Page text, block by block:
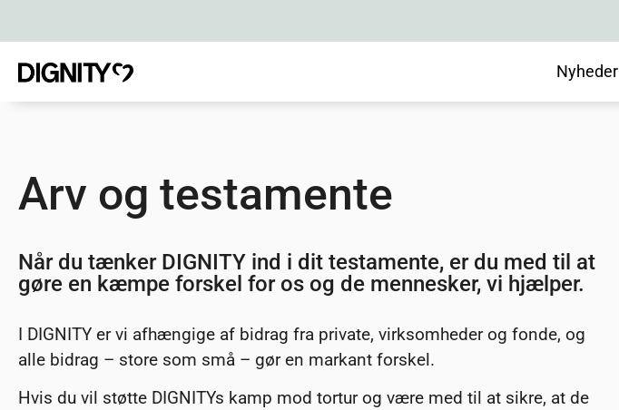
Nyheder
Arv og testamente
Når du tænker DIGNITY ind i dit testamente, er du med til at
gøre en kæmpe forskel for os og de mennesker, vi hjælper.
I DIGNITY er vi afhængige af bidrag fra private, virksomheder og fonde, og
alle bidrag – store som små – gør en markant forskel.
Hvis du vil støtte DIGNITYs kamp mod tortur og være med til at sikre, at de